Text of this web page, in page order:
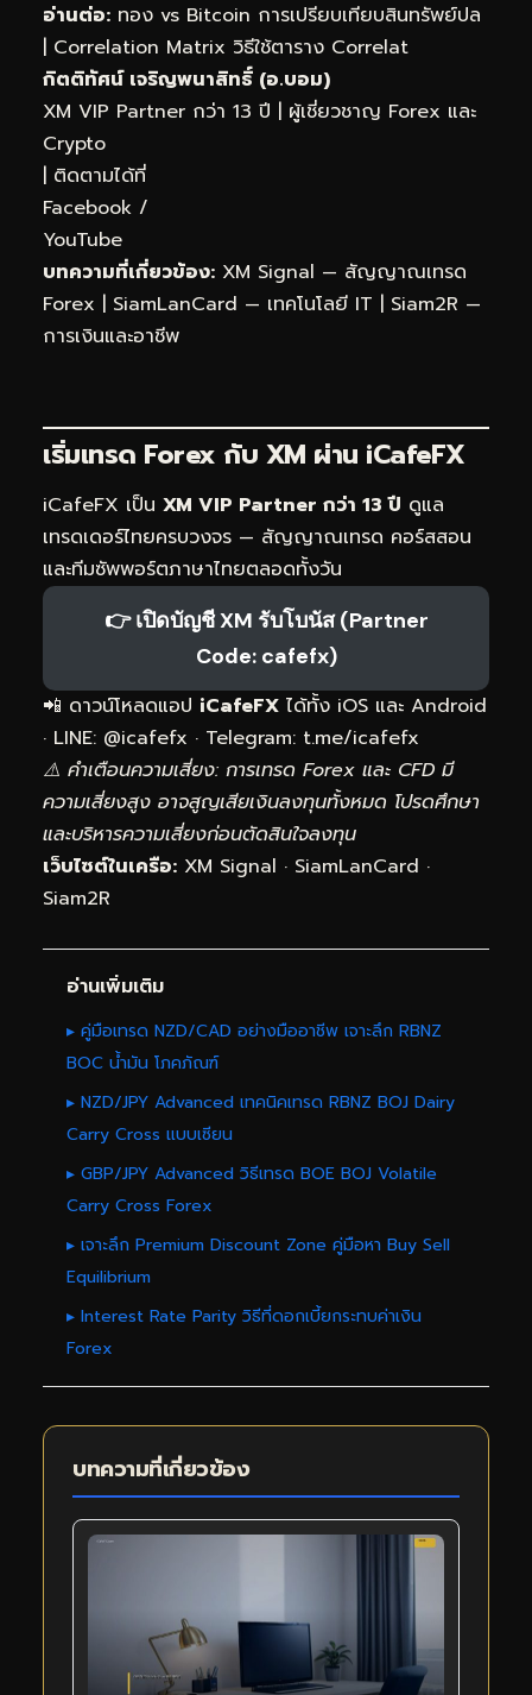
อ่านต่อ: ทอง vs Bitcoin การเปรียบเทียบสินทรัพย์ปล
| Correlation Matrix วิธีใช้ตาราง Correlat
กิตติทัศน์ เจริญพนาสิทธิ์ (อ.บอม)
XM VIP Partner กว่า 13 ปี | ผู้เชี่ยวชาญ Forex และ
Crypto
| ติดตามได้ที่
Facebook /
YouTube
บทความที่เกี่ยวข้อง: XM Signal — สัญญาณเทรด
Forex | SiamLanCard — เทคโนโลยี IT | Siam2R —
การเงินและอาชีพ
เริ่มเทรด Forex กับ XM ผ่าน iCafeFX
iCafeFX เป็น XM VIP Partner กว่า 13 ปี ดูแล
เทรดเดอร์ไทยครบวงจร — สัญญาณเทรด คอร์สสอน
และทีมซัพพอร์ตภาษาไทยตลอดทั้งวัน
👉 เปิดบัญชี XM รับโบนัส (Partner
Code: cafefx)
📲 ดาวน์โหลดแอป iCafeFX ได้ทั้ง iOS และ Android
· LINE: @icafefx · Telegram: t.me/icafefx
⚠️ คำเตือนความเสี่ยง: การเทรด Forex และ CFD มี
ความเสี่ยงสูง อาจสูญเสียเงินลงทุนทั้งหมด โปรดศึกษา
และบริหารความเสี่ยงก่อนตัดสินใจลงทุน
เว็บไซต์ในเครือ: XM Signal · SiamLanCard ·
Siam2R
อ่านเพิ่มเติม
▸ คู่มือเทรด NZD/CAD อย่างมืออาชีพ เจาะลึก RBNZ
BOC น้ำมัน โภคภัณฑ์
▸ NZD/JPY Advanced เทคนิคเทรด RBNZ BOJ Dairy
Carry Cross แบบเซียน
▸ GBP/JPY Advanced วิธีเทรด BOE BOJ Volatile
Carry Cross Forex
▸ เจาะลึก Premium Discount Zone คู่มือหา Buy Sell
Equilibrium
▸ Interest Rate Parity วิธีที่ดอกเบี้ยกระทบค่าเงิน
Forex
บทความที่เกี่ยวข้อง